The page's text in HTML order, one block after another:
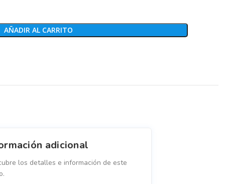
AÑADIR AL CARRITO
adicional
los detalles e información de este